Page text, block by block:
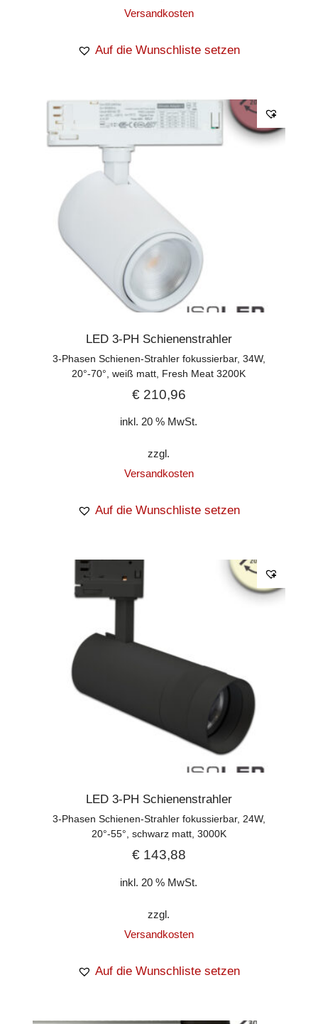
Versandkosten
Auf die Wunschliste setzen
LED 3-PH Schienenstrahler
3-Phasen Schienen-Strahler fokussierbar, 34W,
20°-70°, weiß matt, Fresh Meat 3200K
€210,96
inkl. 20 % MwSt.
zzgl.
Versandkosten
Auf die Wunschliste setzen
LED 3-PH Schienenstrahler
3-Phasen Schienen-Strahler fokussierbar, 24W,
20°-55°, schwarz matt, 3000K
€143,88
inkl. 20 % MwSt.
zzgl.
Versandkosten
Auf die Wunschliste setzen